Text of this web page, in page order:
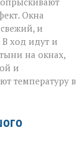
Окна
и
ход идут и
на окнах,
и
температуру в